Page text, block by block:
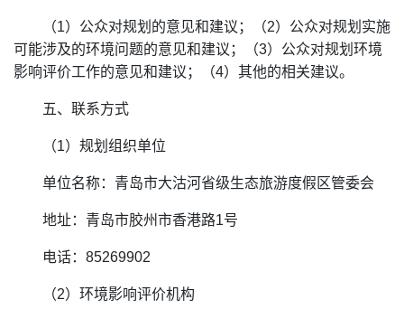
（1）公众对规划的意见和建议；（2）公众对规划实施
可能涉及的环境问题的意见和建议；（3）公众对规划环境
影响评价工作的意见和建议；（4）其他的相关建议。
五、联系方式
（1）规划组织单位
单位名称：青岛市大沽河省级生态旅游度假区管委会
地址：青岛市胶州市香港路1号
电话：85269902
（2）环境影响评价机构